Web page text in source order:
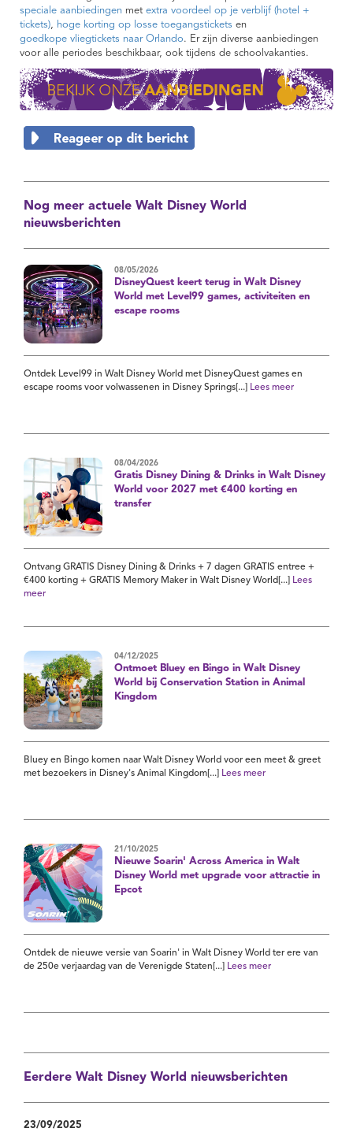
speciale aanbiedingen met extra voordeel op je verblijf (hotel +
tickets)
hoge korting op losse toegangstickets en
goedkope vliegtickets naar Orlando. Er zijn diverse aanbiedingen
voor alle periodes beschikbaar, ook tijdens de schoolvakanties.
Nog meer actuele Walt Disney World
nieuwsberichten
08/05/2026
DisneyQuest keert terug in Walt Disney
World met Level99 games, activiteiten en
escape rooms
Ontdek Level99 in Walt Disney World met DisneyQuest games en
escape rooms voor volwassenen in Disney Springs[...]
Lees meer
08/04/2026
Gratis Disney Dining & Drinks in Walt Disney
World voor 2027 met €400 korting en
transfer
Ontvang GRATIS Disney Dining & Drinks + 7 dagen GRATIS entree +
€400 korting + GRATIS Memory Maker in Walt Disney World[...]
Lees
meer
04/12/2025
Ontmoet Bluey en Bingo in Walt Disney
World bij Conservation Station in Animal
Kingdom
Bluey en Bingo komen naar Walt Disney World voor een meet & greet
met bezoekers in Disney's Animal Kingdom[...]
Lees meer
21/10/2025
Nieuwe Soarin' Across America in Walt
Disney World met upgrade voor attractie in
Epcot
Ontdek de nieuwe versie van Soarin' in Walt Disney World ter ere van
de 250e verjaardag van de Verenigde Staten[...]
Lees meer
Eerdere Walt Disney World nieuwsberichten
23/09/2025